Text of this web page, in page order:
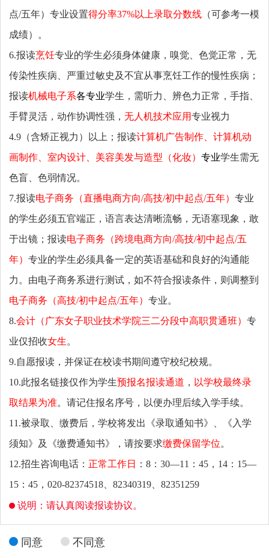
点/五年）专业设置得分率37%以上录取分数线 （可参考一模
成绩）。
6.报读烹饪专业的学生必须身体健康，嗅觉、色觉正常，无
传染性疾病、严重过敏史及不宜从事烹饪工作的慢性疾病；
报读机械电子系各专业学生，需听力、辨色力正常，手指、
手臂灵活，动作协调性强， 无人机技术应用专业视力
4.9（含矫正视力）以上；报读计算机广告制作、计算机动
画制作、室内设计、美容美发与造型（化妆） 专业学生需无
色盲、色弱情况。
7.报读电子商务（直播电商方向/高技/初中起点/五年） 专业
的学生必须五官端正，语言表达清晰流畅，无语塞现象，敢
于出镜；报读电子商务（跨境电商方向/高技/初中起点/五
年） 专业的学生必须具备一定的英语基础和良好的沟通能
力。由电子商务系进行测试，如不符合报读条件，则调整到
电子商务（高技/初中起点/五年） 专业。
8.会计（广东女子职业技术学院三二分段中高职贯通班） 专
业仅招收女生。
9.自愿报读，并保证在校读书期间遵守校纪校规。
10.此报名链接仅作为学生预报名报读通道 ， 以学校最终录
取结果为准。 请记住报名序号， 以便办理后续入学手续。
11.被录取、缴费后，学校将发出《录取通知书》、《入学
须知》及《缴费通知书》，请按要求缴费保留学位。
12.招生咨询电话： 正常工作日
：8：30—11：45，14：15—
15：45，020-82374518、82340319、82351259
说明：请认真阅读报读协议。
同意 不同意